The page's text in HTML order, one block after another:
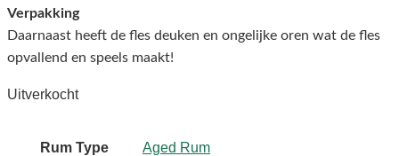
Verpakking
Daarnaast heeft de fles deuken en ongelijke oren wat de fles
opvallend en speels maakt!
Uitverkocht
Rum Type Aged Rum